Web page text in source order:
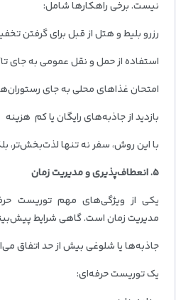
نیست. برخی راهکارها شامل:
رزرو بلیط و هتل از قبل برای گرفتن
استفاده از حمل‌ و نقل عمومی به جای
امتحان غذاهای محلی به جای
بازدید از جاذبه‌های رایگان یا کم‌ هزینه
با این روش، سفر نه تنها لذت‌بخش‌تر،
۵. انعطاف‌پذیری و مدیریت زمان
یکی از ویژگی‌های مهم توریست
مدیریت زمان است. گاهی شرایط
جاذبه‌ها یا شلوغی بیش از حد اتفاق
یک توریست حرفه‌ای: